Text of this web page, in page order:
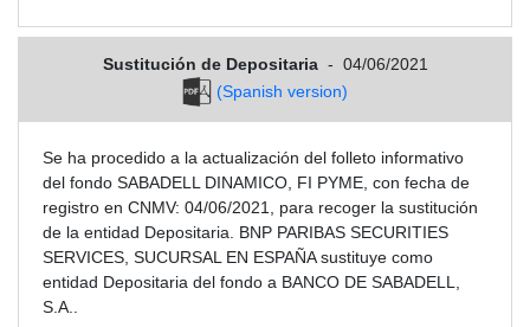
Sustitución de Depositaria - 04/06/2021
(Spanish version)
Se ha procedido a la actualización del folleto informativo
del fondo SABADELL DINAMICO, FI PYME, con fecha de
registro en CNMV: 04/06/2021, para recoger la sustitución
de la entidad Depositaria. BNP PARIBAS SECURITIES
SERVICES, SUCURSAL EN ESPAÑA sustituye como
entidad Depositaria del fondo a BANCO DE SABADELL,
S.A..